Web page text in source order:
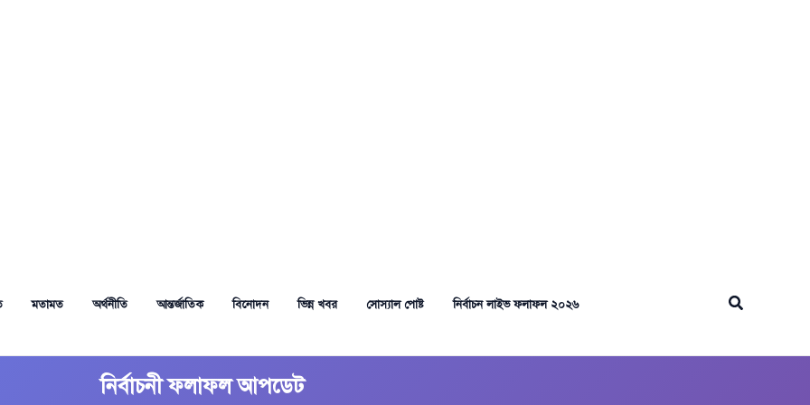
মতামত অর্থনীতি আন্তর্জাতিক বিনোদন ভিন্ন খবর সোস্যাল পোষ্ট নির্বাচন লাইভ ফলাফল ২০২৬ Search
নির্বাচনী ফলাফল আপডেট